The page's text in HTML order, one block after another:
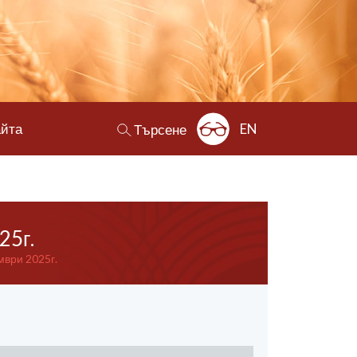
Търсене EN
2025г.